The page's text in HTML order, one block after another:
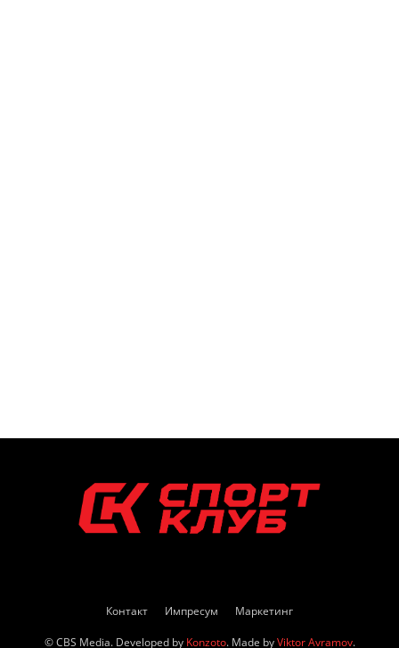
Контакт Импресум Маркетинг
© CBS Media. Developed by Konzoto. Made byViktor Avramov.